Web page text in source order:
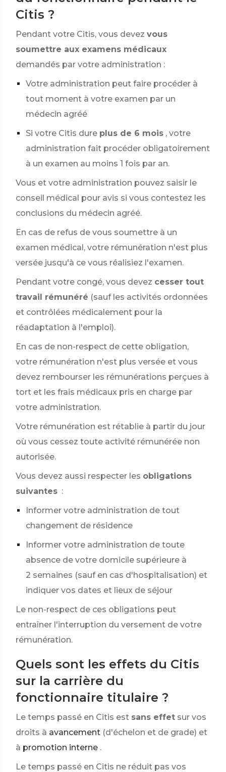
Citis ?
Pendant votre Citis, vous devez vous
soumettre aux examens médicaux
demandés par votre administration :
Votre administration peut faire procéder à
tout moment à votre examen par un
médecin agréé
Si votre Citis dure plus de 6 mois , votre
administration fait procéder obligatoirement
à un examen au moins 1 fois par an.
Vous et votre administration pouvez saisir le
conseil médical pour avis si vous contestez les
conclusions du médecin agréé.
En cas de refus de vous soumettre à un
examen médical, votre rémunération n'est plus
versée jusqu'à ce vous réalisiez l'examen.
Pendant votre congé, vous devez cesser tout
travail rémunéré (sauf les activités ordonnées
et contrôlées médicalement pour la
réadaptation à l'emploi).
En cas de non-respect de cette obligation,
votre rémunération n'est plus versée et vous
devez rembourser les rémunérations perçues à
tort et les frais médicaux pris en charge par
votre administration.
Votre rémunération est rétablie à partir du jour
où vous cessez toute activité rémunérée non
autorisée.
Vous devez aussi respecter les obligations
suivantes :
Informer votre administration de tout
changement de résidence
Informer votre administration de toute
absence de votre domicile supérieure à
2 semaines (sauf en cas d'hospitalisation) et
indiquer vos dates et lieux de séjour
Le non-respect de ces obligations peut
entraîner l'interruption du versement de votre
rémunération.
Quels sont les effets du Citis
sur la carrière du
fonctionnaire titulaire ?
Le temps passé en Citis est sans effet sur vos
droits à avancement (d'échelon et de grade) et
à promotion interne .
Le temps passé en Citis ne réduit pas vos